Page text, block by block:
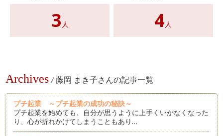
3 人 4 人
Archives / 藤岡 まき子さんの記事一覧
プチ起業 ～プチ起業の成功の秘訣～
プチ起業を始めても、自分が思うように上手くいかなくなった
り、心が折れかけてしまうこともあり…